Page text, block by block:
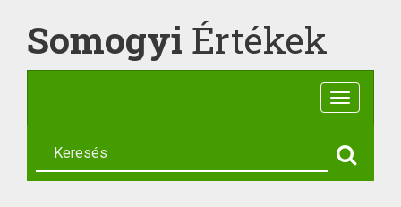
Somogyi Értékek
Toggle